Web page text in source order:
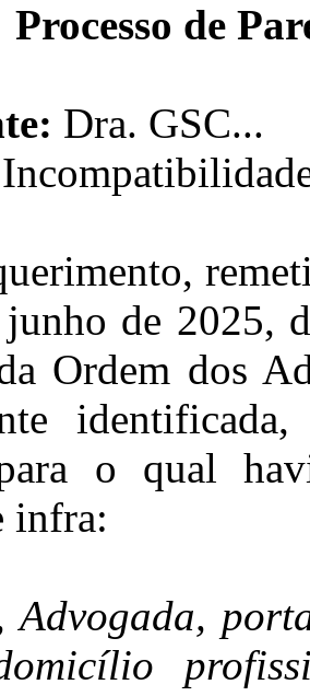
Processo de
Dra. GSC...
de 2025,
Ordem dos
o qual
infra:
Advogada,